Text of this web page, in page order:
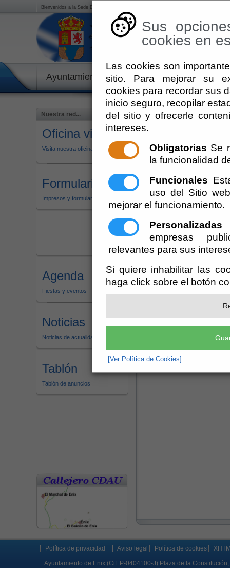
Sus
cookies en
Las cookies son
sitio. Para mejorar su
cookies para recordar sus
inicio seguro, recopilar
del sitio y ofrecerle
intereses.
Obligatorias Se
la funcionalidad
Funcionales
uso del Sitio
mejorar el funcionamiento.
Personalizadas
empresas
relevantes para sus
Si quiere inhabilitar las
haga click sobre el botón
[Ver Política de Cookies]
Bienvenidos a la Sede Electrónica del Ayuntamiento de Enix
Ayuntamiento Guías Galería
Inicio Cómo Llegar a
Cómo
Escuchar
Para llegar, por carretera,
391 durante 10 Kmhasta el
Nuestra red...
Oficina virtual
Visita nuestra oficina virtual
Formularios
Impresos y formularios
B.O.P.
B.O.P.
Agenda
Fiestas y eventos
Noticias
Noticias de actualidad
Tablón
Tablón de anuncios
Política de privacidad Aviso legal Política de cookies
Ayuntamiento de Enix (Cif: P-0404100-J) Plaza de la